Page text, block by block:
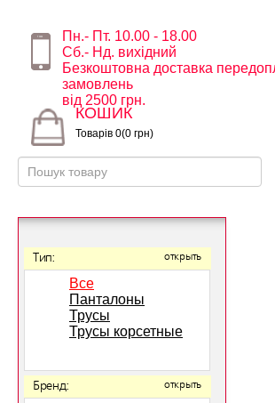
Пн.- Пт. 10.00 - 18.00
Сб.- Нд. вихідний
Безкоштовна доставка
замовлень
від 2500 грн.
КОШИК
Товарів 0(0 грн)
Тип: открыть
Все
Панталоны
Трусы
Трусы корсетные
Бренд: открыть